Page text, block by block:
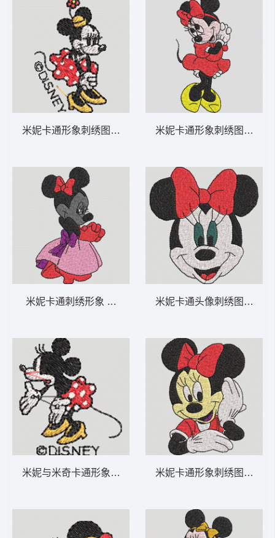
米妮卡通形象刺绣图案 米妮 51-DST格式
米妮卡通刺绣形象 米妮 50-DST格式
米妮与米奇卡通形象 米妮 49-DST格式
米妮卡通形象刺绣图案 米
米妮卡通头像刺绣图案 米
米妮卡通形象刺绣图案 米